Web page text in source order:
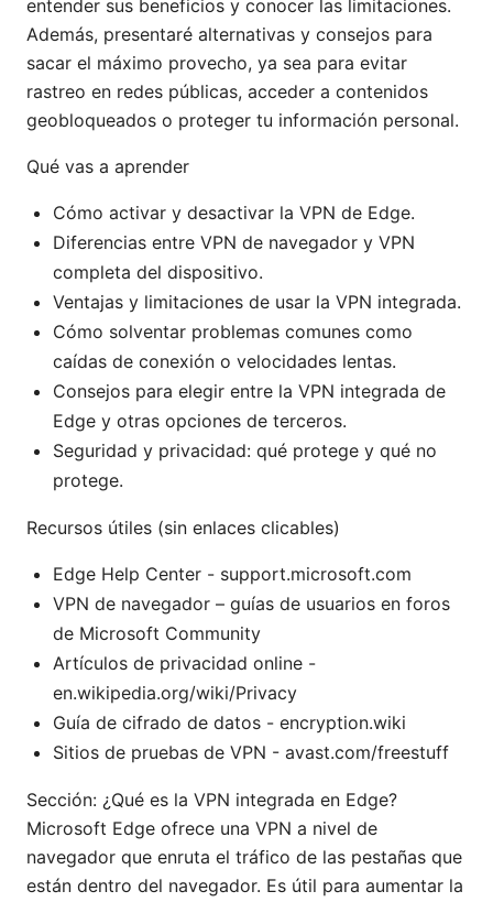
entender sus beneficios y conocer las limitaciones.
Además, presentaré alternativas y consejos para
sacar el máximo provecho, ya sea para evitar
rastreo en redes públicas, acceder a contenidos
geobloqueados o proteger tu información personal.
Qué vas a aprender
Cómo activar y desactivar la VPN de Edge.
Diferencias entre VPN de navegador y VPN
completa del dispositivo.
Ventajas y limitaciones de usar la VPN integrada.
Cómo solventar problemas comunes como
caídas de conexión o velocidades lentas.
Consejos para elegir entre la VPN integrada de
Edge y otras opciones de terceros.
Seguridad y privacidad: qué protege y qué no
protege.
Recursos útiles (sin enlaces clicables)
Edge Help Center - support.microsoft.com
VPN de navegador – guías de usuarios en foros
de Microsoft Community
Artículos de privacidad online -
en.wikipedia.org/wiki/Privacy
Guía de cifrado de datos - encryption.wiki
Sitios de pruebas de VPN - avast.com/freestuff
Sección: ¿Qué es la VPN integrada en Edge?
Microsoft Edge ofrece una VPN a nivel de
navegador que enruta el tráfico de las pestañas que
están dentro del navegador. Es útil para aumentar la